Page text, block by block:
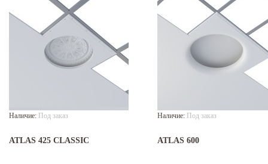
Наличие: Под заказ
ATLAS 425 CLASSIC
Наличие: Под заказ
ATLAS 600